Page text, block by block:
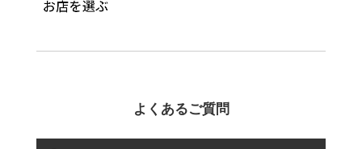
よくあるご質問